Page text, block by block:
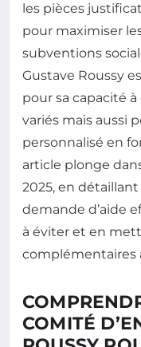
les pièces
pour maximiser
subventions
Gustave Roussy
pour sa capacité
variés mais aussi
personnalisé en
article plonge
2025, en
demande d’aide
à éviter et en
complémentaires
COMITÉ